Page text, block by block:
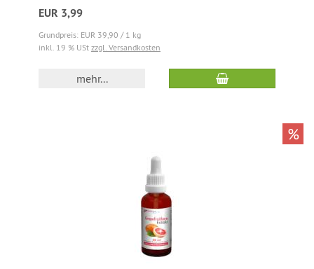
EUR 3,99
Grundpreis: EUR 39,90 / 1 kg
inkl. 19 % USt zzgl. Versandkosten
mehr...
%